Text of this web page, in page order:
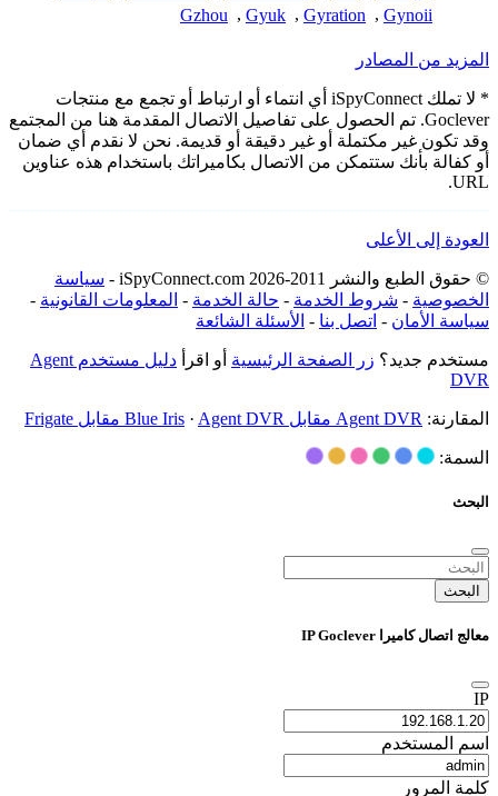
Gynoii
,
Gyration
,
Gyuk
,
Gzhou
المزيد من المصادر
* لا تملك iSpyConnect أي انتماء أو ارتباط أو تجمع مع منتجات
Goclever. تم الحصول على تفاصيل الاتصال المقدمة هنا من المجتمع
وقد تكون غير مكتملة أو غير دقيقة أو قديمة. نحن لا نقدم أي ضمان
أو كفالة بأنك ستتمكن من الاتصال بكاميراتك باستخدام هذه عناوين
URL.
العودة إلى الأعلى
© حقوق الطبع والنشر 2011-2026 iSpyConnect.com -
سياسة
الخصوصية - شروط الخدمة - حالة الخدمة - المعلومات القانونية -
سياسة الأمان - اتصل بنا - الأسئلة الشائعة
مستخدم جديد؟ زر الصفحة الرئيسية أو اقرأ
دليل مستخدم Agent
DVR
المقارنة: Agent DVR مقابل Blue Iris · Agent DVR مقابل Frigate
السمة:
البحث
البحث
معالج اتصال كاميرا IP Goclever
IP
اسم المستخدم
كلمة المرور